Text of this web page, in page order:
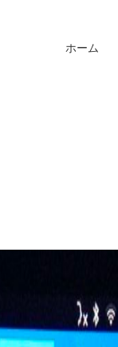
ホーム